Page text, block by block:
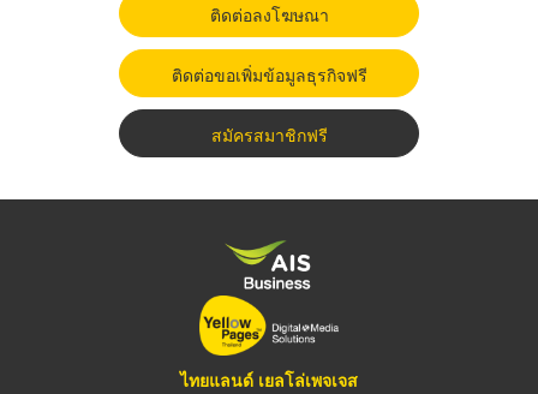
ติดต่อลงโฆษณา
ติดต่อขอเพิ่มข้อมูลธุรกิจฟรี
สมัครสมาชิกฟรี
ไทยแลนด์ เยลโล่เพจเจส